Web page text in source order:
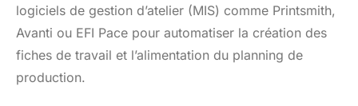
logiciels de gestion d’atelier (MIS) comme Printsmith,
Avanti ou EFI Pace pour automatiser la création des
fiches de travail et l’alimentation du planning de
production.